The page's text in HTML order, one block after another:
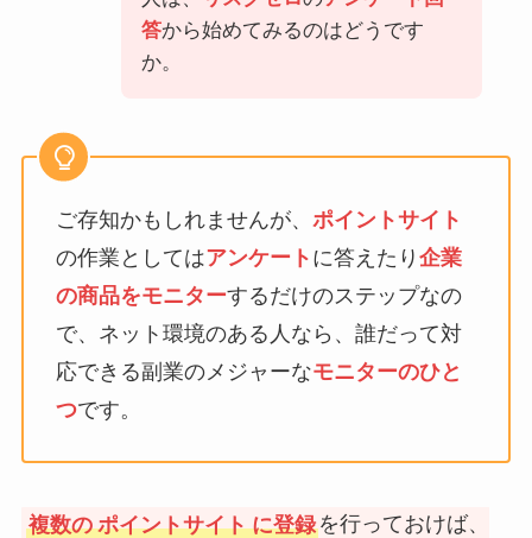
答から始めてみるのはどうです
か。
ご存知かもしれませんが、 ポイントサイト
の作業としてはアンケート に答えたり 企業
の商品をモニターするだけのステップなの
で、ネット環境のある人なら、誰だって対
応できる副業のメジャーなモニターのひと
つです。
複数の ポイントサイト に登録を行っておけば、